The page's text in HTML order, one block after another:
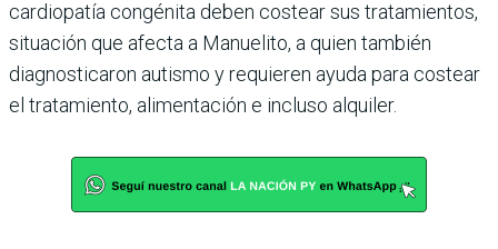
cardiopatía con­génita deben costear sus trata­mientos,
situación que afecta a Manuelito, a quien también
diagnosticaron autismo y requieren ayuda para costear
el tratamiento, alimentación e incluso alquiler.